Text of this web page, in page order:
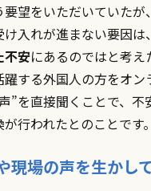
要望をいただいていたが
け入れが進まない要因は
不安にあるのではと考え
する外国人の方をオン
”を直接聞くことで、不
行われたとのことです。
現場の声を生かし